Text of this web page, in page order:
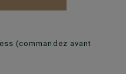
(commandez avant